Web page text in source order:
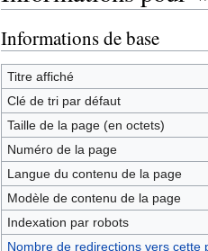
Informations de base
Titre affiché
Clé de tri par défaut
Taille de la page (en octets)
Numéro de la page
Langue du contenu de la page
Modèle de contenu de la page
Indexation par robots
Nombre de redirections vers cette